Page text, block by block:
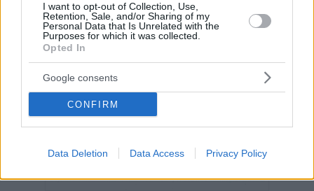
I want to opt-out of Collection, Use,
Retention, Sale, and/or Sharing of my
Personal Data that Is Unrelated with the
Purposes for which it was collected.
Opted In
Google consents
CONFIRM
Data Deletion Data Access Privacy Policy